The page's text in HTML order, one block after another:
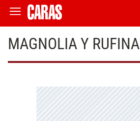
MAGNOLIA Y RUFINA